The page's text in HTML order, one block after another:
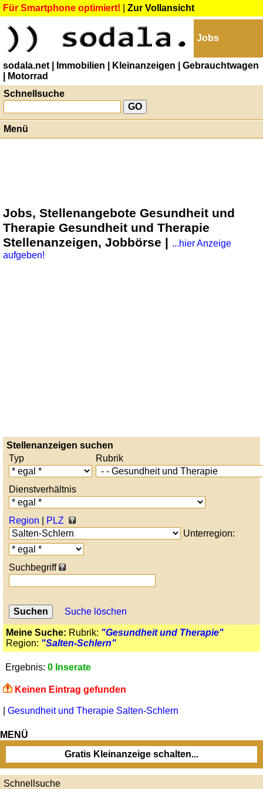
Für Smartphone optimiert! Zur Vollansicht
Jobs
sodala.net | Immobilien | Kleinanzeigen
| Gebrauchtwagen
| Motorrad
Schnellsuche
Menü
Jobs, Stellenangebote Gesundheit und
Therapie Gesundheit und Therapie
Stellenanzeigen, Jobbörse | ...hier Anzeige
aufgeben!
Stellenanzeigen suchen
Typ
Rubrik
Dienstverhältnis
Region
PLZ
Unterregion:
Suchbegriff
Suche löschen
Meine Suche: Rubrik: "Gesundheit und Therapie"
Region: "Salten-Schlern"
Ergebnis: 0 Inserate
Keinen Eintrag gefunden
Gesundheit und Therapie Salten-Schlern
MENÜ
Gratis Kleinanzeige schalten...
Schnellsuche